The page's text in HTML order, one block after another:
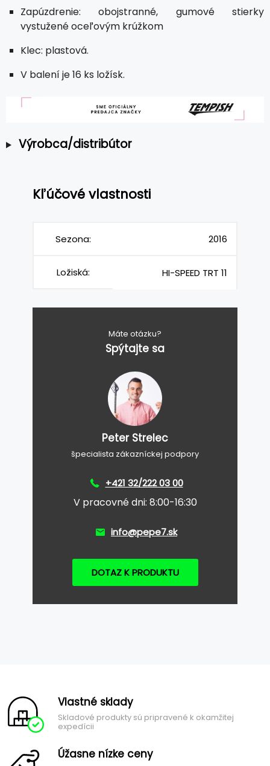
Zapúzdrenie: obojstranné, gumové stierky
vystužené oceľovým krúžkom
Klec: plastová.
V balení je 16 ks ložísk.
Výrobca/distribútor
Kľúčové vlastnosti
Sezona: 2016
Ložiská: HI-SPEED TRT 11
Máte otázku?
Spýtajte sa
Peter Strelec
špecialista zákazníckej podpory
+421 32/222 03 00
V pracovné dni: 8:00-16:30
info@pepe7.sk
DOTAZ K PRODUKTU
Vlastné sklady
Skladové produkty sú pripravené k okamžitej
expedícii
Úžasne nízke ceny